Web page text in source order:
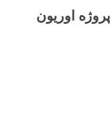
اوریون